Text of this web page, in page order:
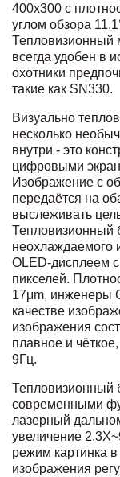
400x300 с
углом обзора
Тепловизионный
всегда удобен в
охотники
такие как SN330.
Визуально
несколько
внутри - это
цифровыми
Изображение с
передаётся на
выслеживать
Тепловизионный
неохлаждаемого
OLED-дисплеем
пикселей.
17μm, инженеры
качестве
изображения
плавное и
9Гц.
Тепловизионный
современными
лазерный
увеличение
режим картинка в
изображения